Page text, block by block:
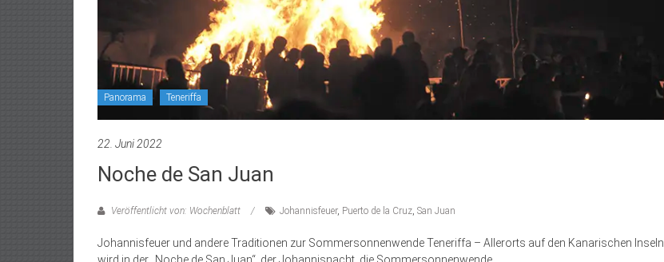
Panorama Teneriffa
22. Juni 2022
Noche de San Juan
Veröffentlicht von: Wochenblatt Johannisfeuer, Puerto de la Cruz, San Juan
Johannisfeuer und andere Traditionen zur Sommersonnenwende Teneriffa – Allerorts auf den Kanarischen Inseln